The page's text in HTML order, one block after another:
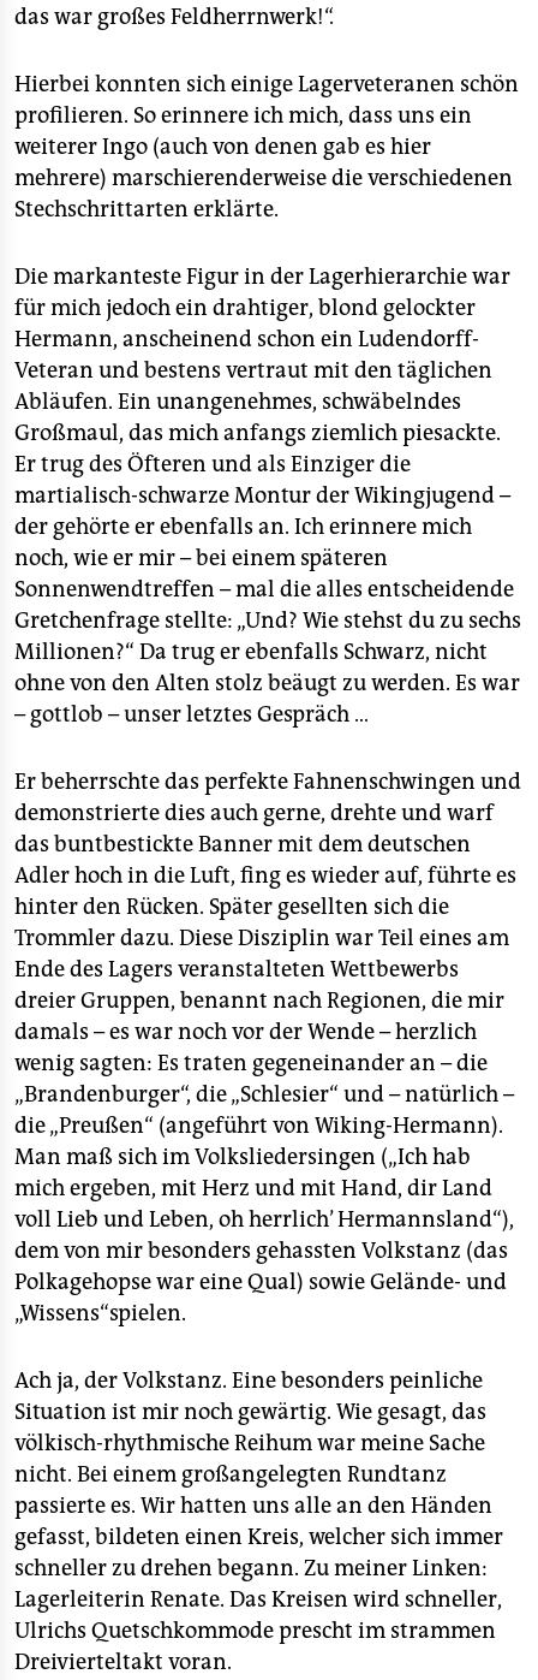
das war großes Feldherrnwerk!“.
Hierbei konnten sich einige Lagerveteranen schön
profilieren. So erinnere ich mich, dass uns ein
weiterer Ingo (auch von denen gab es hier
mehrere) marschierenderweise die verschiedenen
Stechschrittarten erklärte.
Die markanteste Figur in der Lagerhierarchie war
für mich jedoch ein drahtiger, blond gelockter
Hermann, anscheinend schon ein Ludendorff-
Veteran und bestens vertraut mit den täglichen
Abläufen. Ein unangenehmes, schwäbelndes
Großmaul, das mich anfangs ziemlich piesackte.
Er trug des Öfteren und als Einziger die
martialisch-schwarze Montur der Wikingjugend –
der gehörte er ebenfalls an. Ich erinnere mich
noch, wie er mir – bei einem späteren
Sonnenwendtreffen – mal die alles entscheidende
Gretchenfrage stellte: „Und? Wie stehst du zu sechs
Millionen?“ Da trug er ebenfalls Schwarz, nicht
ohne von den Alten stolz beäugt zu werden. Es war
– gottlob – unser letztes Gespräch …
Er beherrschte das perfekte Fahnenschwingen und
demonstrierte dies auch gerne, drehte und warf
das buntbestickte Banner mit dem deutschen
Adler hoch in die Luft, fing es wieder auf, führte es
hinter den Rücken. Später gesellten sich die
Trommler dazu. Diese Disziplin war Teil eines am
Ende des Lagers veranstalteten Wettbewerbs
dreier Gruppen, benannt nach Regionen, die mir
damals – es war noch vor der Wende – herzlich
wenig sagten: Es traten gegeneinander an – die
„Brandenburger“, die „Schlesier“ und – natürlich –
die „Preußen“ (angeführt von Wiking-Hermann).
Man maß sich im Volksliedersingen („Ich hab
mich ergeben, mit Herz und mit Hand, dir Land
voll Lieb und Leben, oh herrlich’ Hermannsland“),
dem von mir besonders gehassten Volkstanz (das
Polkagehopse war eine Qual) sowie Gelände- und
„Wissens“spielen.
Ach ja, der Volkstanz. Eine besonders peinliche
Situation ist mir noch gewärtig. Wie gesagt, das
völkisch-rhythmische Reihum war meine Sache
nicht. Bei einem großangelegten Rundtanz
passierte es. Wir hatten uns alle an den Händen
gefasst, bildeten einen Kreis, welcher sich immer
schneller zu drehen begann. Zu meiner Linken:
Lagerleiterin Renate. Das Kreisen wird schneller,
Ulrichs Quetschkommode prescht im strammen
Dreivierteltakt voran.